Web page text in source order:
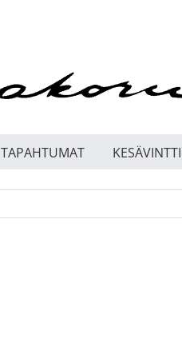
TAPAHTUMAT KESÄVINTTI